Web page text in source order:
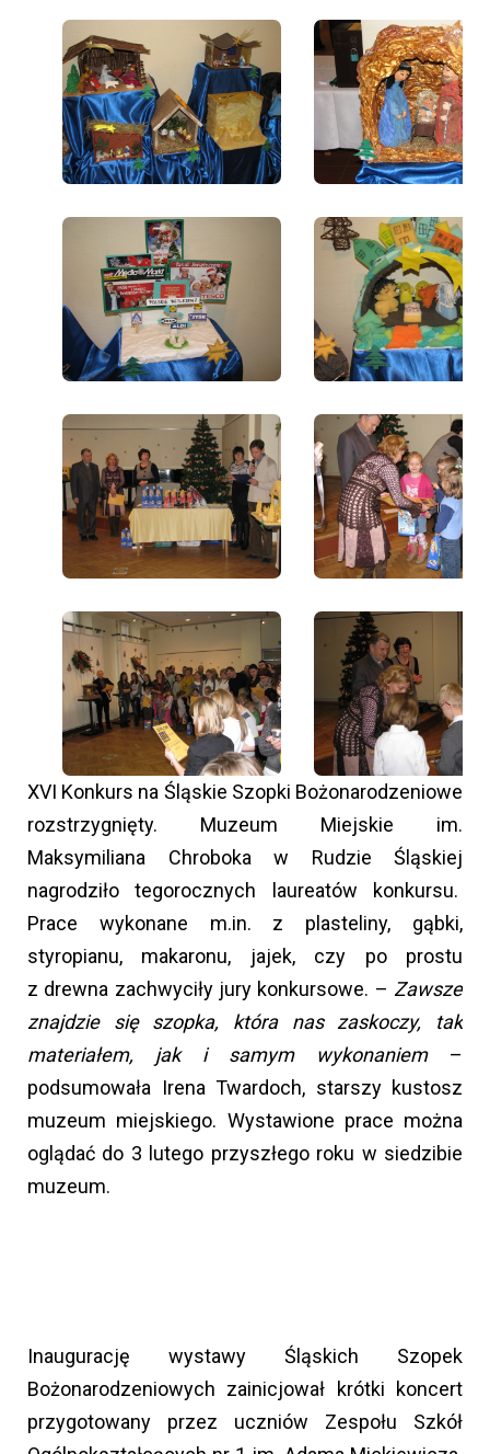
XVI Konkurs na Śląskie Szopki Bożonarodzeniowe
rozstrzygnięty. Muzeum Miejskie im.
Maksymiliana Chroboka w Rudzie Śląskiej
nagrodziło tegorocznych laureatów konkursu.
Prace wykonane m.in. z plasteliny, gąbki,
styropianu, makaronu, jajek, czy po prostu
z drewna zachwyciły jury konkursowe. – Zawsze
znajdzie się szopka, która nas zaskoczy, tak
materiałem, jak i samym wykonaniem–
podsumowała Irena Twardoch, starszy kustosz
muzeum miejskiego. Wystawione prace można
oglądać do 3 lutego przyszłego roku w siedzibie
muzeum.
Inaugurację wystawy Śląskich Szopek
Bożonarodzeniowych zainicjował krótki koncert
przygotowany przez uczniów Zespołu Szkół